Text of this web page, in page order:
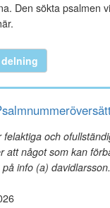
Den sökta psalmen
och
att något som kan
info (a)